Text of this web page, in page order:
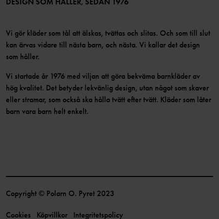
Vi gör kläder som tål att älskas, tvättas och slitas. Och som till slut
kan ärvas vidare till nästa barn, och nästa. Vi kallar det design
som håller.
Vi startade år 1976 med viljan att göra bekväma barnkläder av
hög kvalitet. Det betyder lekvänlig design, utan något som skaver
eller stramar, som också ska hålla tvätt efter tvätt. Kläder som låter
barn vara barn helt enkelt.
Copyright © Polarn O. Pyret 2023
Cookies Köpvillkor Integritetspolicy